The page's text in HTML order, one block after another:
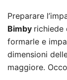
Preparare
Bimby richiede
formarle e
dimensioni
maggiore.